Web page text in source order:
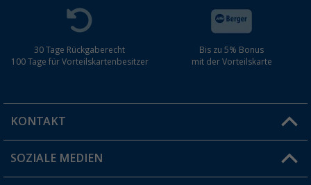
30 Tage Rückgaberecht
100 Tage für Vorteilskartenbesitzer
Bis zu 5% Bonus
mit der Vorteilskarte
KONTAKT
Du hast eine Frage?
SOZIALE MEDIEN